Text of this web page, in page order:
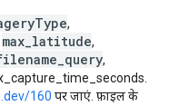
,
max_latitude,
,
160 पर जाएं. फ़ाइल के